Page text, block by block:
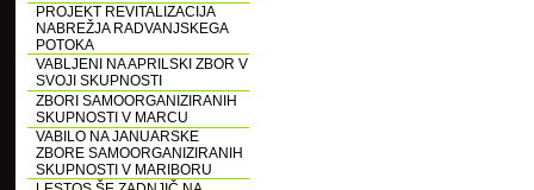
PROJEKT REVITALIZACIJA
NABREŽJA RADVANJSKEGA
POTOKA
VABLJENI NA APRILSKI ZBOR V
SVOJI SKUPNOSTI
ZBORI SAMOORGANIZIRANIH
SKUPNOSTI V MARCU
VABILO NA JANUARSKE
ZBORE SAMOORGANIZIRANIH
SKUPNOSTI V MARIBORU